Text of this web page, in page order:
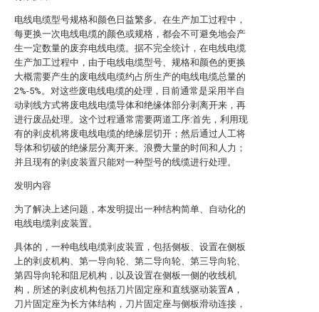
电线电缆型号规格和颜色日益繁多。在生产加工过程中，
每更换一次电线电缆的颜色或规格，都会不可避免地会产
生一定数量的废弃电线电缆。据不完全统计，在电线电缆
生产加工过程中，由于电线电缆型号、规格和颜色的更换
大概需要产生的废电线电缆约占所生产的电线电缆总量的
2%-5%。对这些废电线电缆的处理，目前通常是采用半自
动剥线方式将废电线电缆导体和绝缘体部分剥离开来，再
进行废品处理。这个过程通常需要两道工序:首先，利用现
有的剥皮机将废电线电缆的绝缘层切开；然后通过人工将
导体和切破的绝缘层分离开来。浪费大量的时间和人力；
并且现有的剥皮装置只能对一种型号的线缆进行处理。
发明内容
为了解决上述问题，本发明提出一种结构简单、自动化的
电线电缆剥皮装置。
具体的，一种电线电缆剥皮装置，包括侧板、设置在侧板
上的剥皮机构、第一导向轮、第二导向轮、第三导向轮、
第四导向轮和阻尼机构，以及设置在侧板一侧的收线机
构，所述的剥皮机构包括刀片固定座和直线驱动装置A，
刀片固定座为长方体结构，刀片固定座与侧板滑动连接，